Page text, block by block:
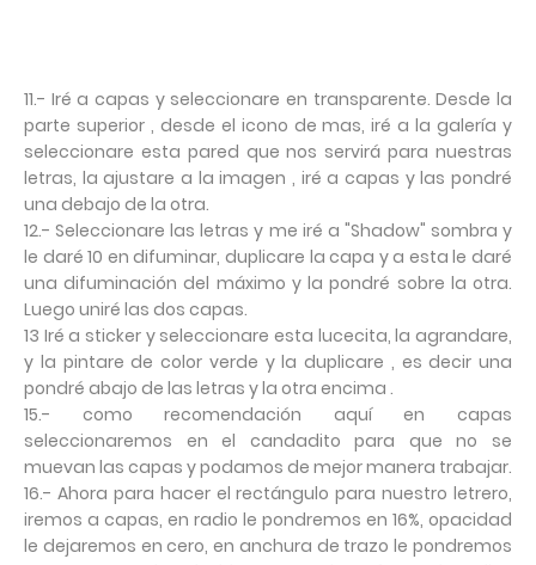
11.- Iré a capas y seleccionare en transparente. Desde la
parte superior , desde el icono de mas, iré a la galería y
seleccionare esta pared que nos servirá para nuestras
letras, la ajustare a la imagen , iré a capas y las pondré
una debajo de la otra.
12.- Seleccionare las letras y me iré a "Shadow" sombra y
le daré 10 en difuminar, duplicare la capa y a esta le daré
una difuminación del máximo y la pondré sobre la otra.
Luego uniré las dos capas.
13 Iré a sticker y seleccionare esta lucecita, la agrandare,
y la pintare de color verde y la duplicare , es decir una
pondré abajo de las letras y la otra encima .
15.- como recomendación aquí en capas
seleccionaremos en el candadito para que no se
muevan las capas y podamos de mejor manera trabajar.
16.- Ahora para hacer el rectángulo para nuestro letrero,
iremos a capas, en radio le pondremos en 16%, opacidad
le dejaremos en cero, en anchura de trazo le pondremos